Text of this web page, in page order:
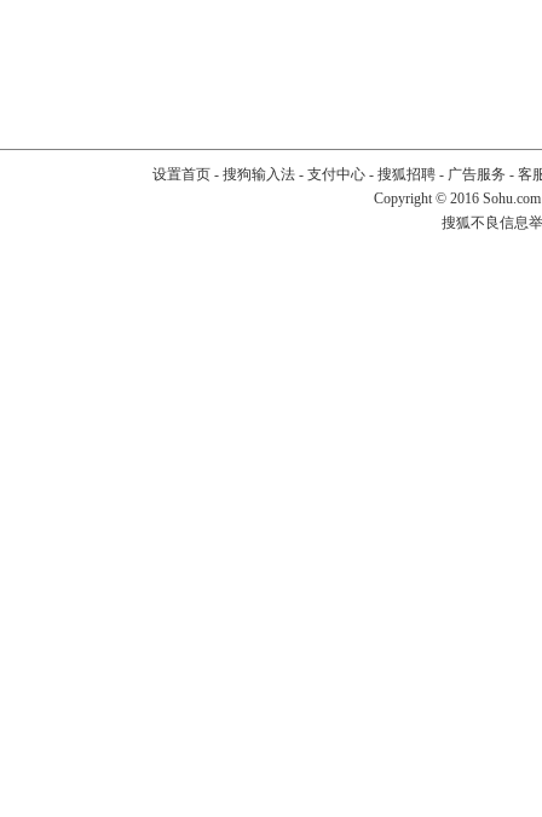
设置首页- 搜狗输入法- 支付中心- 搜狐招聘- 广告服务 - 客
Copyright © 2016
搜狐不良信息